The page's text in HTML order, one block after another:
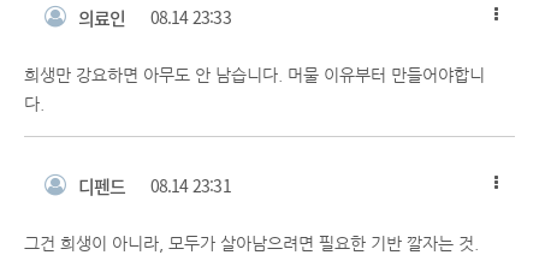
의료인 08.14 23:33
희생만 강요하면 아무도 안 남습니다. 머물 이유부터 만들어야합니
다.
디펜드 08.14 23:31
그건 희생이 아니라, 모두가 살아남으려면 필요한 기반 깔자는 것.